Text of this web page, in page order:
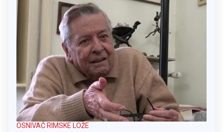
OSNIVAČ RIMSKE LOŽE